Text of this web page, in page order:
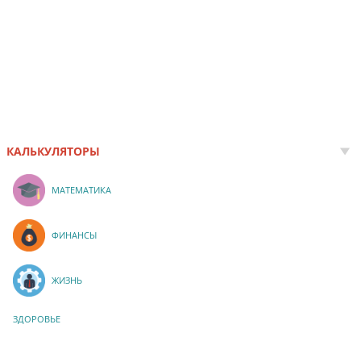
КАЛЬКУЛЯТОРЫ
МАТЕМАТИКА
ФИНАНСЫ
ЖИЗНЬ
ЗДОРОВЬЕ